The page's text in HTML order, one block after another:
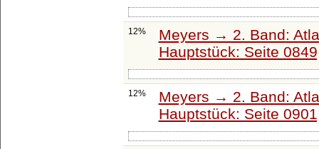
12%
Meyers → 2. Band:
Hauptstück: Seite
12%
Meyers → 2. Band:
Hauptstück: Seite